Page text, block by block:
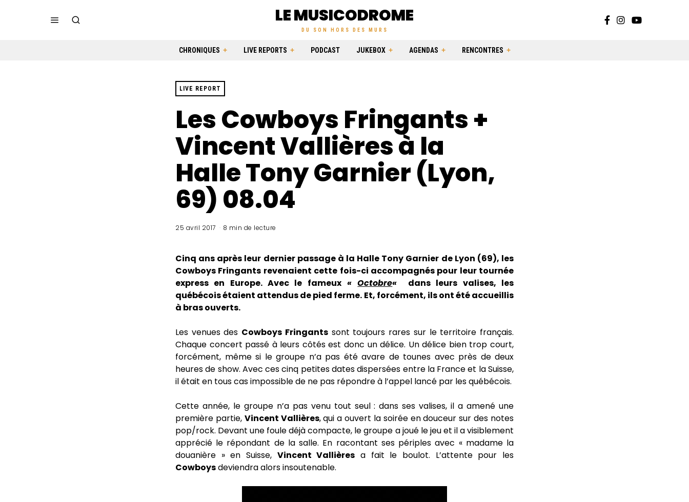
LE MUSICODROME
DU SON HORS DES MURS
CHRONIQUES LIVE REPORTS PODCAST JUKEBOX AGENDAS RENCONTRES
LIVE REPORT
Les Cowboys Fringants +
Vincent Vallières à la
Halle Tony Garnier (Lyon,
69) 08.04
25 avril 2017 8 min de lecture
Cinq ans après leur dernier passage à la Halle Tony Garnier de Lyon (69), les
Cowboys Fringants revenaient cette fois-ci accompagnés pour leur tournée
express en Europe. Avec le fameux«Octobre«
dans leurs valises, les
québécois étaient attendus de pied ferme. Et, forcément, ils ont été accueillis
à bras ouverts.
Les venues des Cowboys Fringantssont toujours rares sur le territoire français.
Chaque concert passé à leurs côtés est donc un délice. Un délice bien trop court,
forcément, même si le groupe n’a pas été avare de tounes avec près de deux
heures de show. Avec ces cinq petites dates dispersées entre la France et la Suisse,
il était en tous cas impossible de ne pas répondre à l’appel lancé par les québécois.
Cette année, le groupe n’a pas venu tout seul : dans ses valises, il a amené une
première partie, Vincent Vallières, qui a ouvert la soirée en douceur sur des notes
pop/rock. Devant une foule déjà compacte, le groupe a joué le jeu et il a visiblement
apprécié le répondant de la salle. En racontant ses périples avec « madame la
douanière » en Suisse, Vincent Vallières a fait le boulot. L’attente pour les
Cowboysdeviendra alors insoutenable.